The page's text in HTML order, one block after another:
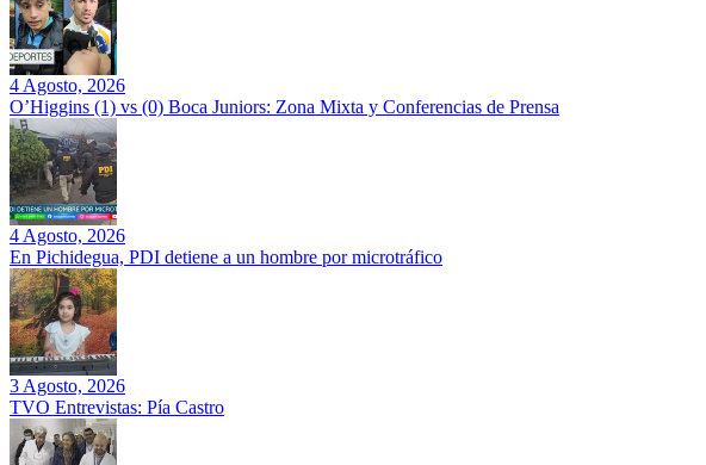
4 Agosto, 2026
O’Higgins (1) vs (0) Boca Juniors: Zona Mixta y Conferencias de Prensa
4 Agosto, 2026
En Pichidegua, PDI detiene a un hombre por microtráfico
3 Agosto, 2026
TVO Entrevistas: Pía Castro